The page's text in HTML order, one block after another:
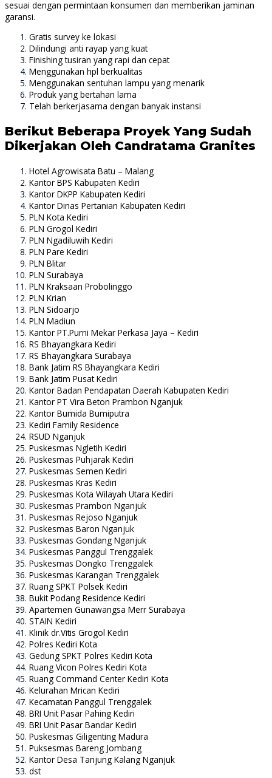
sesuai dengan permintaan konsumen dan memberikan jaminan
garansi.
Gratis survey ke lokasi
Dilindungi anti rayap yang kuat
Finishing tusiran yang rapi dan cepat
Menggunakan hpl berkualitas
Menggunakan sentuhan lampu yang menarik
Produk yang bertahan lama
Telah berkerjasama dengan banyak instansi
Berikut Beberapa Proyek Yang Sudah
Dikerjakan Oleh Candratama Granites
Hotel Agrowisata Batu – Malang
Kantor BPS Kabupaten Kediri
Kantor DKPP Kabupaten Kediri
Kantor Dinas Pertanian Kabupaten Kediri
PLN Kota Kediri
PLN Grogol Kediri
PLN Ngadiluwih Kediri
PLN Pare Kediri
PLN Blitar
PLN Surabaya
PLN Kraksaan Probolinggo
PLN Krian
PLN Sidoarjo
PLN Madiun
Kantor PT.Purni Mekar Perkasa Jaya – Kediri
RS Bhayangkara Kediri
RS Bhayangkara Surabaya
Bank Jatim RS Bhayangkara Kediri
Bank Jatim Pusat Kediri
Kantor Badan Pendapatan Daerah Kabupaten Kediri
Kantor PT Vira Beton Prambon Nganjuk
Kantor Bumida Bumiputra
Kediri Family Residence
RSUD Nganjuk
Puskesmas Ngletih Kediri
Puskesmas Puhjarak Kediri
Puskesmas Semen Kediri
Puskesmas Kras Kediri
Puskesmas Kota Wilayah Utara Kediri
Puskesmas Prambon Nganjuk
Puskesmas Rejoso Nganjuk
Puskesmas Baron Nganjuk
Puskesmas Gondang Nganjuk
Puskesmas Panggul Trenggalek
Puskesmas Dongko Trenggalek
Puskesmas Karangan Trenggalek
Ruang SPKT Polsek Kediri
Bukit Podang Residence Kediri
Apartemen Gunawangsa Merr Surabaya
STAIN Kediri
Klinik dr.Vitis Grogol Kediri
Polres Kediri Kota
Gedung SPKT Polres Kediri Kota
Ruang Vicon Polres Kediri Kota
Ruang Command Center Kediri Kota
Kelurahan Mrican Kediri
Kecamatan Panggul Trenggalek
BRI Unit Pasar Pahing Kediri
BRI Unit Pasar Bandar Kediri
Puskesmas Giligenting Madura
Puksesmas Bareng Jombang
Kantor Desa Tanjung Kalang Nganjuk
dst